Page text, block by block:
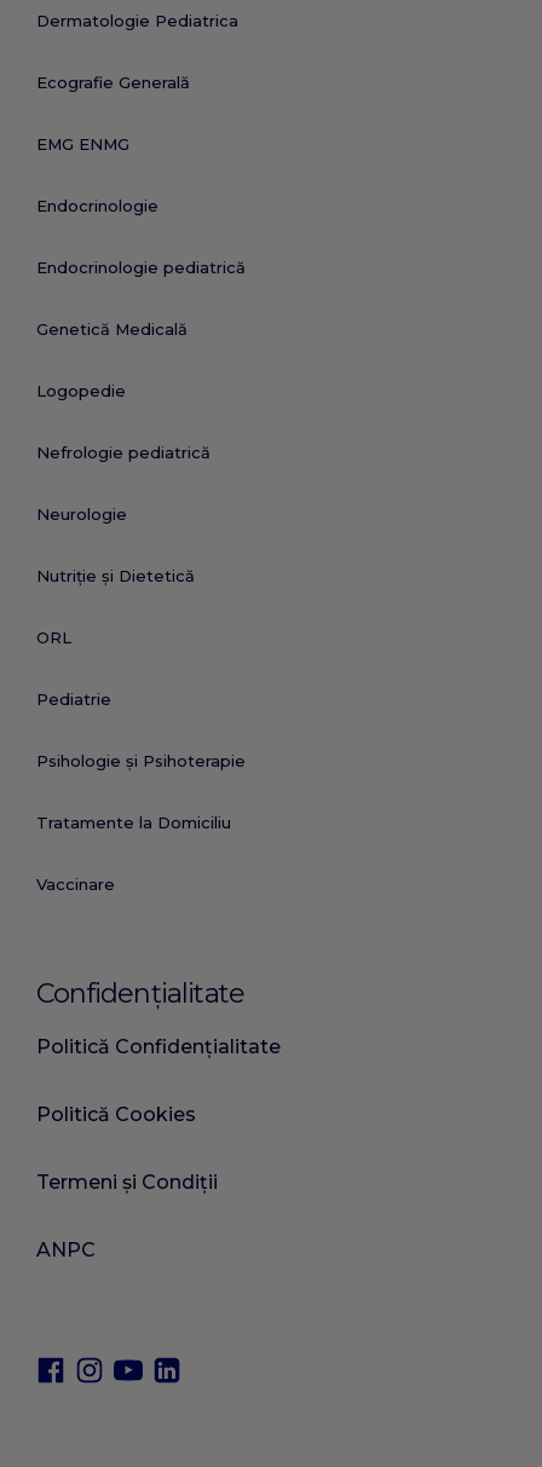
Dermatologie Pediatrica
Ecografie Generală
EMG ENMG
Endocrinologie
Endocrinologie pediatrică
Genetică Medicală
Logopedie
Nefrologie pediatrică
Neurologie
Nutriție și Dietetică
ORL
Pediatrie
Psihologie și Psihoterapie
Tratamente la Domiciliu
Vaccinare
Confidențialitate
Politică Confidențialitate
Politică Cookies
Termeni și Condiții
ANPC